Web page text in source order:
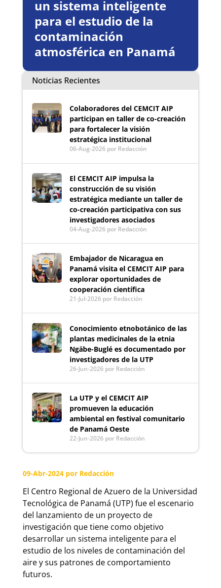
un sistema inteligente
para el estudio de la
contaminación
atmosférica en Panamá
Noticias Recientes
Colaboradores del CEMCIT AIP
participan en taller de co-creación
para fortalecer la visión
estratégica institucional
06-Aug-2026por Redacción
El CEMCIT AIP impulsa la
construcción de su visión
estratégica mediante un taller de
co-creación participativa con sus
investigadores asociados
04-Aug-2026por Redacción
Embajador de Nicaragua en
Panamá visita el CEMCIT AIP para
explorar oportunidades de
cooperación científica
21-Jul-2026por Redacción
Conocimiento etnobotánico de las
plantas medicinales de la etnia
Ngäbe-Buglé es documentado por
investigadores de la UTP
26-Jun-2026por Redacción
La UTP y el CEMCIT AIP
promueven la educación
ambiental en festival comunitario
de Panamá Oeste
22-Jun-2026por Redacción
09-Abr-2024 por Redacción
El Centro Regional de Azuero de la Universidad
Tecnológica de Panamá (UTP) fue el escenario
del lanzamiento de un proyecto de
investigación que tiene como objetivo
desarrollar un sistema inteligente para el
estudio de los niveles de contaminación del
aire y sus patrones de comportamiento
futuros.